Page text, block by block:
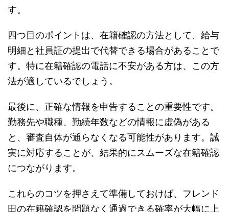
す。
四つ目のポイントは、在籍確認の方法として、給与
明細と社員証の提出で代替できる場合があることで
す。特に在籍確認の電話に不安がある方は、この方
法が適しているでしょう。
最後に、正確な情報を申告することの重要性です。
勤務先や職種、勤続年数などの情報に虚偽がある
と、審査自体が通らなくなる可能性があります。誠
実に対応することが、結果的にスムーズな在籍確認
につながります。
これらのコツを押さえて準備しておけば、フレンド
田の在籍確認を問題なく通過できる確率が大幅に上